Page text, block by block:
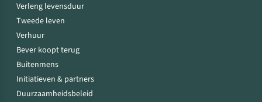
Verleng levensduur
Tweede leven
Verhuur
Bever koopt terug
Buitenmens
Initiatieven & partners
Duurzaamheidsbeleid